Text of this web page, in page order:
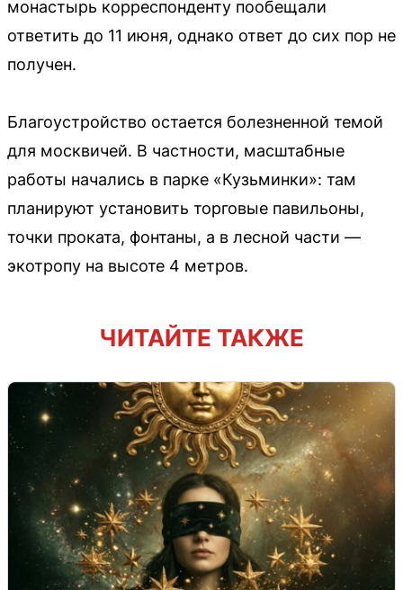
монастырь корреспонденту пообещали
ответить до 11 июня, однако ответ до сих пор не
получен.
Благоустройство остается болезненной темой
для москвичей. В частности, масштабные
работы начались в парке «Кузьминки»: там
планируют установить торговые павильоны,
точки проката, фонтаны, а в лесной части —
экотропу на высоте 4 метров.
ЧИТАЙТЕ ТАКЖЕ